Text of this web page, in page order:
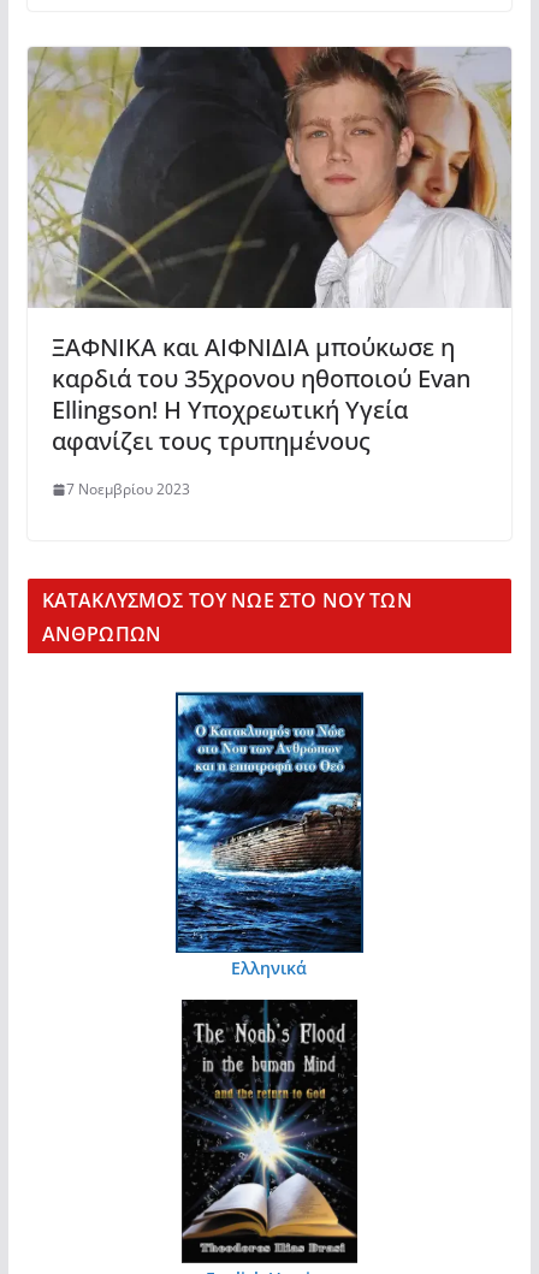
ΞΑΦΝΙΚΑ και ΑΙΦΝΙΔΙΑ μπούκωσε η
καρδιά του 35χρονου ηθοποιού Evan
Ellingson! Η Υποχρεωτική Υγεία
αφανίζει τους τρυπημένους
7 Νοεμβρίου 2023
KΑΤΑΚΛΥΣΜΟΣ ΤΟΥ ΝΩΕ ΣΤΟ ΝΟΥ ΤΩΝ
ΑΝΘΡΩΠΩΝ
Ελληνικά